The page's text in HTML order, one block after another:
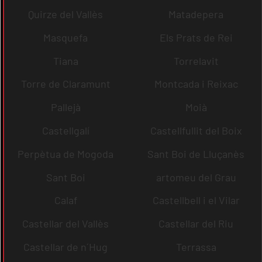
Quirze del Vallès
Matadepera
Masquefa
Els Prats de Rei
Tiana
Torrelavit
Torre de Claramunt
Montcada i Reixac
Pallejà
Moià
Castellgalí
Castellfullit del Boix
Perpètua de Mogoda
Sant Boi de Lluçanès
Sant Boi
artomeu del Grau
Calaf
Castellbell i el Vilar
Castellar del Vallès
Castellar del Riu
Castellar de n´Hug
Terrassa